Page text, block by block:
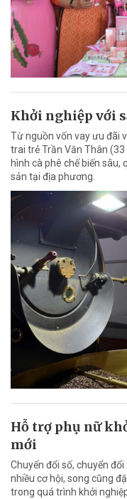
Khởi nghiệp với
Từ nguồn vốn vay ưu đãi
trai trẻ Trần Văn Thân
hình cà phê chế biến
sản tại địa phương.
Hỗ trợ phụ nữ
mới
Chuyển đổi số, chuyển
nhiều cơ hội, song cũng
trong quá trình khởi